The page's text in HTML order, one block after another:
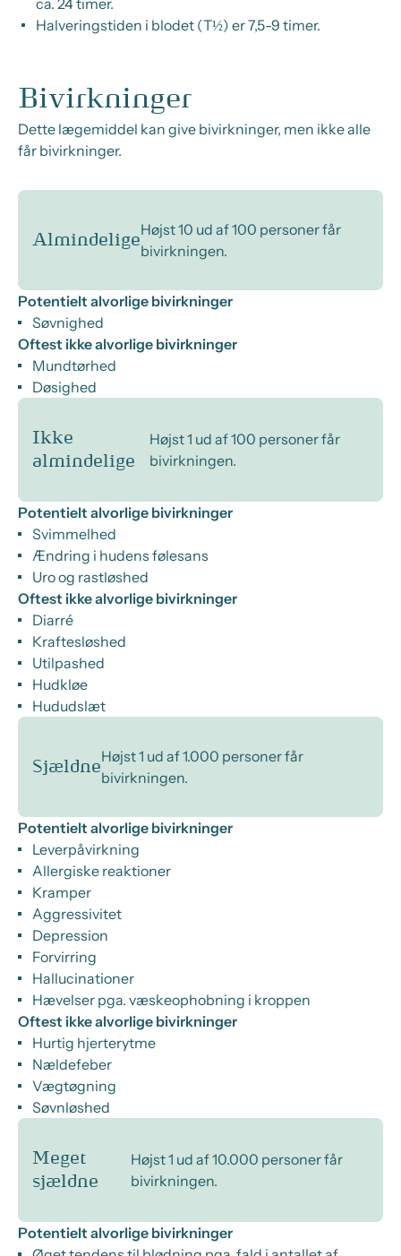
ca. 24 timer.
Halveringstiden i blodet (T½) er 7,5-9 timer.
Bivirkninger
Dette lægemiddel kan give bivirkninger, men ikke alle
får bivirkninger.
Almindelige
Højst 10 ud af 100 personer får
bivirkningen.
Potentielt alvorlige bivirkninger
Søvnighed
Oftest ikke alvorlige bivirkninger
Mundtørhed
Døsighed
Ikke
almindelige
Højst 1 ud af 100 personer får
bivirkningen.
Potentielt alvorlige bivirkninger
Svimmelhed
Ændring i hudens følesans
Uro og rastløshed
Oftest ikke alvorlige bivirkninger
Diarré
Kraftesløshed
Utilpashed
Hudkløe
Hududslæt
Sjældne
Højst 1 ud af 1.000 personer får
bivirkningen.
Potentielt alvorlige bivirkninger
Leverpåvirkning
Allergiske reaktioner
Kramper
Aggressivitet
Depression
Forvirring
Hallucinationer
Hævelser pga. væskeophobning i kroppen
Oftest ikke alvorlige bivirkninger
Hurtig hjerterytme
Nældefeber
Vægtøgning
Søvnløshed
Meget
sjældne
Højst 1 ud af 10.000 personer får
bivirkningen.
Potentielt alvorlige bivirkninger